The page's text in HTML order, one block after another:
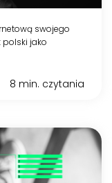
swojego
polski jako
8 min. czytania